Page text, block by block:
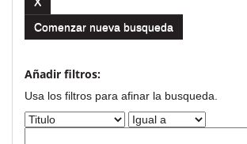
Comenzar nueva busqueda
Añadir filtros:
Usa los filtros para afinar la busqueda.